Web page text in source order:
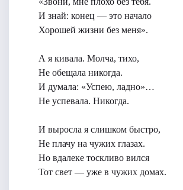
И знай: конец — это начало
Хорошей жизни без меня».
А я кивала. Молча, тихо,
Не обещала никогда.
И думала: «Успею, ладно»…
Не успевала. Никогда.
И выросла я слишком быстро,
Не плачу на чужих глазах.
Но вдалеке тоскливо вился
Тот свет — уже в чужих домах.